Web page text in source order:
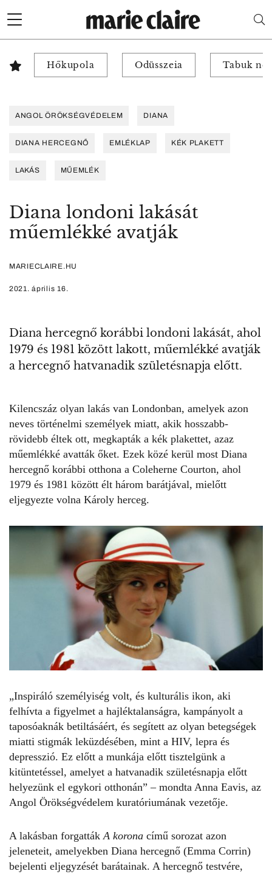
Hőkupola Odüsszeia Tabuk
ANGOL ÖRÖKSÉGVÉDELEM DIANA
DIANA HERCEGNŐ EMLÉKLAP KÉK PLAKETT
LAKÁS MŰEMLÉK
Diana londoni lakását
műemlékké avatják
MARIECLAIRE.HU
2021. április 16.
Diana hercegnő korábbi londoni lakását, ahol
1979 és 1981 között lakott, műemlékké avatják
a hercegnő hatvanadik születésnapja előtt.
Kilencszáz olyan lakás van Londonban, amelyek azon
neves történelmi személyek miatt, akik hosszabb-
rövidebb éltek ott, megkapták a kék plakettet, azaz
műemlékké avatták őket. Ezek közé kerül most Diana
hercegnő korábbi otthona a Coleherne Courton, ahol
1979 és 1981 között élt három barátjával, mielőtt
eljegyezte volna Károly herceg.
„Inspiráló személyiség volt, és kulturális ikon, aki
felhívta a figyelmet a hajléktalanságra, kampányolt a
taposóaknák betiltásáért, és segített az olyan betegségek
miatti stigmák leküzdésében, mint a HIV, lepra és
depresszió. Ez előtt a munkája előtt tisztelgünk a
kitüntetéssel, amelyet a hatvanadik születésnapja előtt
helyezünk el egykori otthonán” – mondta Anna Eavis, az
Angol Örökségvédelem kuratóriumának vezetője.
A lakásban forgatták A korona című sorozat azon
jeleneteit, amelyekben Diana hercegnő (Emma Corrin)
bejelenti eljegyzését barátainak. A hercegnő testvére,